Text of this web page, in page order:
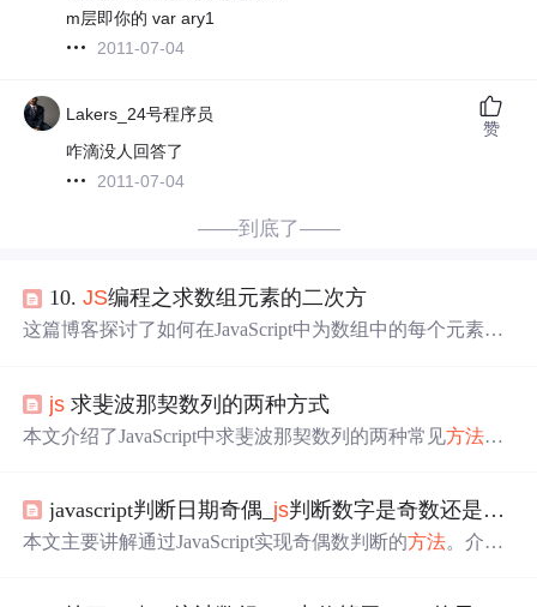
m层即你的 var ary1
2011-07-04
Lakers_24号程序员
咋滴没人回答了
2011-07-04
赞
——到底了——
10.JS编程之求数组元素的二次方
这篇博客探讨了如何在JavaScript中为数组中的每个元素求
了不要直接修改原始数组。
js 求斐波那契数列的两种方式
本文介绍了JavaScript中求斐波那契数列的两种常见方法：
javascript判断日期奇偶_ js判断数字是奇数还是偶数的2种
本文主要讲解通过JavaScript实现奇偶数判断的方法。介绍